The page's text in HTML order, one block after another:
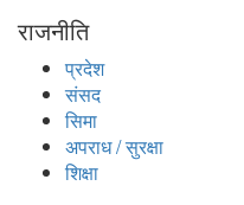
राजनीति
प्रदेश
संसद
सिमा
अपराध / सुरक्षा
शिक्षा